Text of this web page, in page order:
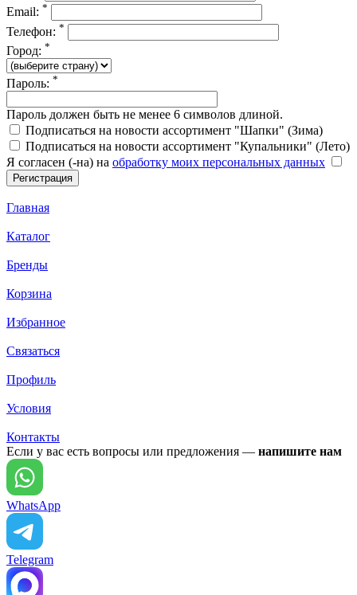
Email: *
Телефон: *
Город: *
Пароль: *
Пароль должен быть не менее 6 символов длиной.
Подписаться на новости ассортимент "Шапки" (Зима)
Подписаться на новости ассортимент "Купальники" (Лето)
Я согласен (-на) на обработку моих персональных данных
Главная
Каталог
Бренды
Корзина
Избранное
Связаться
Профиль
Условия
Контакты
Если у вас есть вопросы или предложения — напишите нам
WhatsApp
Telegram